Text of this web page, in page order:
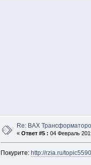
Re: ВАХ
« Ответ #5 : 04 Февраль
Покурите: http://rzia.ru/